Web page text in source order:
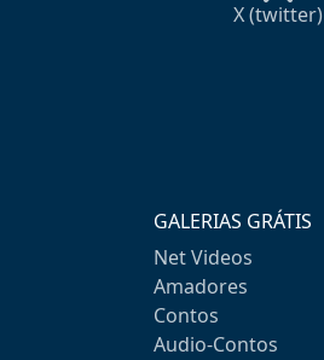
X (twitter)
GALERIAS GRÁTIS
Net Videos
Amadores
Contos
Audio-Contos